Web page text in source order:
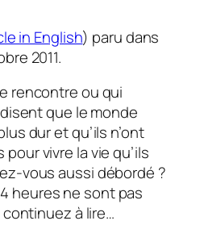
in English) paru dans
2011.
rencontre ou qui
que le monde
dur et qu’ils n’ont
vivre la vie qu’ils
vous aussi débordé ?
heures ne sont pas
à lire…